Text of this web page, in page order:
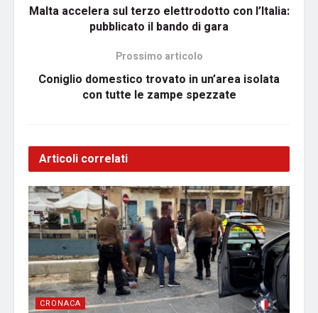
Malta accelera sul terzo elettrodotto con l’Italia:
pubblicato il bando di gara
Prossimo articolo
Coniglio domestico trovato in un’area isolata
con tutte le zampe spezzate
Articoli correlati
CRONACA